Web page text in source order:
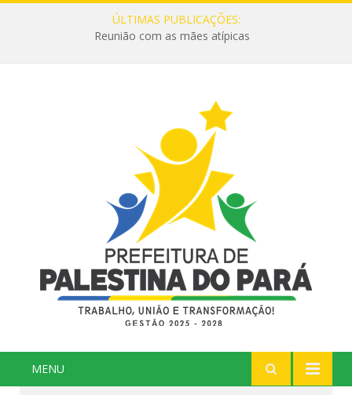
ÚLTIMAS PUBLICAÇÕES:
Reunião com as mães atípicas
MENU